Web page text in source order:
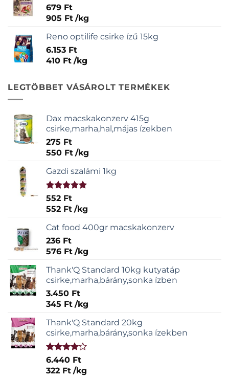
679 Ft
905 Ft /kg
Reno optilife csirke ízű 15kg
6.153 Ft
410 Ft /kg
LEGTÖBBET VÁSÁROLT TERMÉKEK
Dax macskakonzerv 415g
csirke,marha,hal,májas ízekben
275 Ft
550 Ft /kg
Gazdi szalámi 1kg
Értékelés:
5.00/ 5
552 Ft
552 Ft /kg
Cat food 400gr macskakonzerv
236 Ft
576 Ft /kg
Thank'Q Standard 10kg kutyatáp
csirke,marha,bárány,sonka ízben
3.450 Ft
345 Ft /kg
Thank'Q Standard 20kg
csirke,marha,bárány,sonka ízekben
Értékelés:
4.00 / 5
6.440 Ft
322 Ft /kg